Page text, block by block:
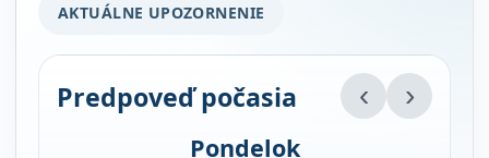
AKTUÁLNE UPOZORNENIE
Predpoveď počasia ‹ ›
Pondelok